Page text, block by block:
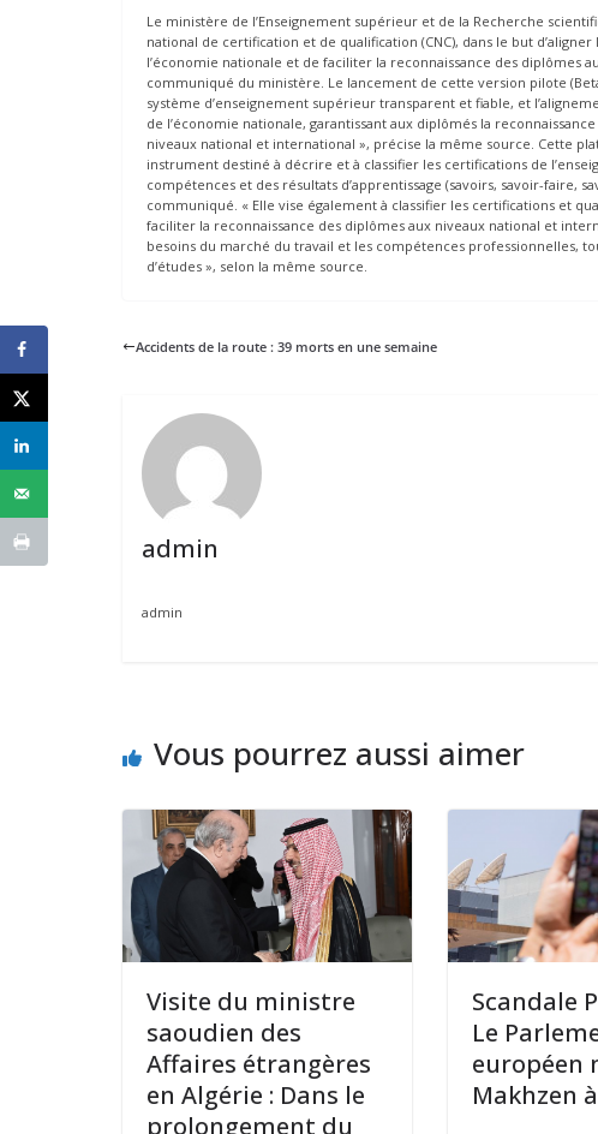
Le ministère de l’Enseignement supérieur et de la Recherche
national de certification et de qualification (CNC), dans le but
l’économie nationale et de faciliter la reconnaissance des diplômes
communiqué du ministère. Le lancement de cette version pilote
système d’enseignement supérieur transparent et fiable, et
de l’économie nationale, garantissant aux diplômés la
niveaux national et international », précise la même source. Cette
instrument destiné à décrire et à classifier les certifications de
compétences et des résultats d’apprentissage (savoirs, savoir-faire,
communiqué. « Elle vise également à classifier les certifications et
faciliter la reconnaissance des diplômes aux niveaux national et
besoins du marché du travail et les compétences professionnelles,
d’études », selon la même source.
Accidents de la route : 39 morts en une semaine
admin
admin
Vous pourrez aussi aimer
Visite du ministre
saoudien des
Affaires étrangères
en Algérie : Dans le
prolongement du
Scandale
Le
européen
Makhzen